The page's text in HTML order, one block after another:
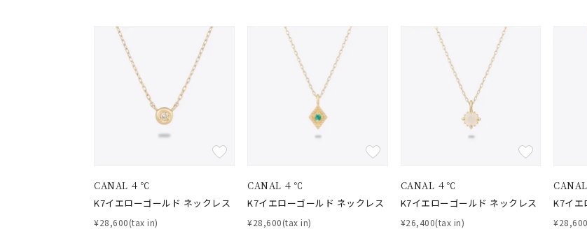
人気検索キーワード #ハーフエタニティリング #ダイヤモンド ネック
ブランド
おすすめ順
価格が安い
価格が高い
新着順
お気に入り登録数
CANAL ４℃
K7イエローゴールド ネックレス
¥28,600(tax in)
CANAL ４℃
K7イエローゴールド ネックレス
¥28,600(tax in)
CANAL ４℃
K7イエローゴールド ネックレス
¥26,400(tax in)
K7イエ